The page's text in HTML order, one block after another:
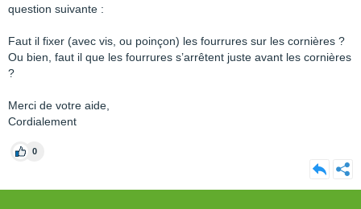
question suivante :
Faut il fixer (avec vis, ou poinçon) les fourrures sur les cornières ?
Ou bien, faut il que les fourrures s’arrêtent juste avant les cornières
?
Merci de votre aide,
Cordialement
0